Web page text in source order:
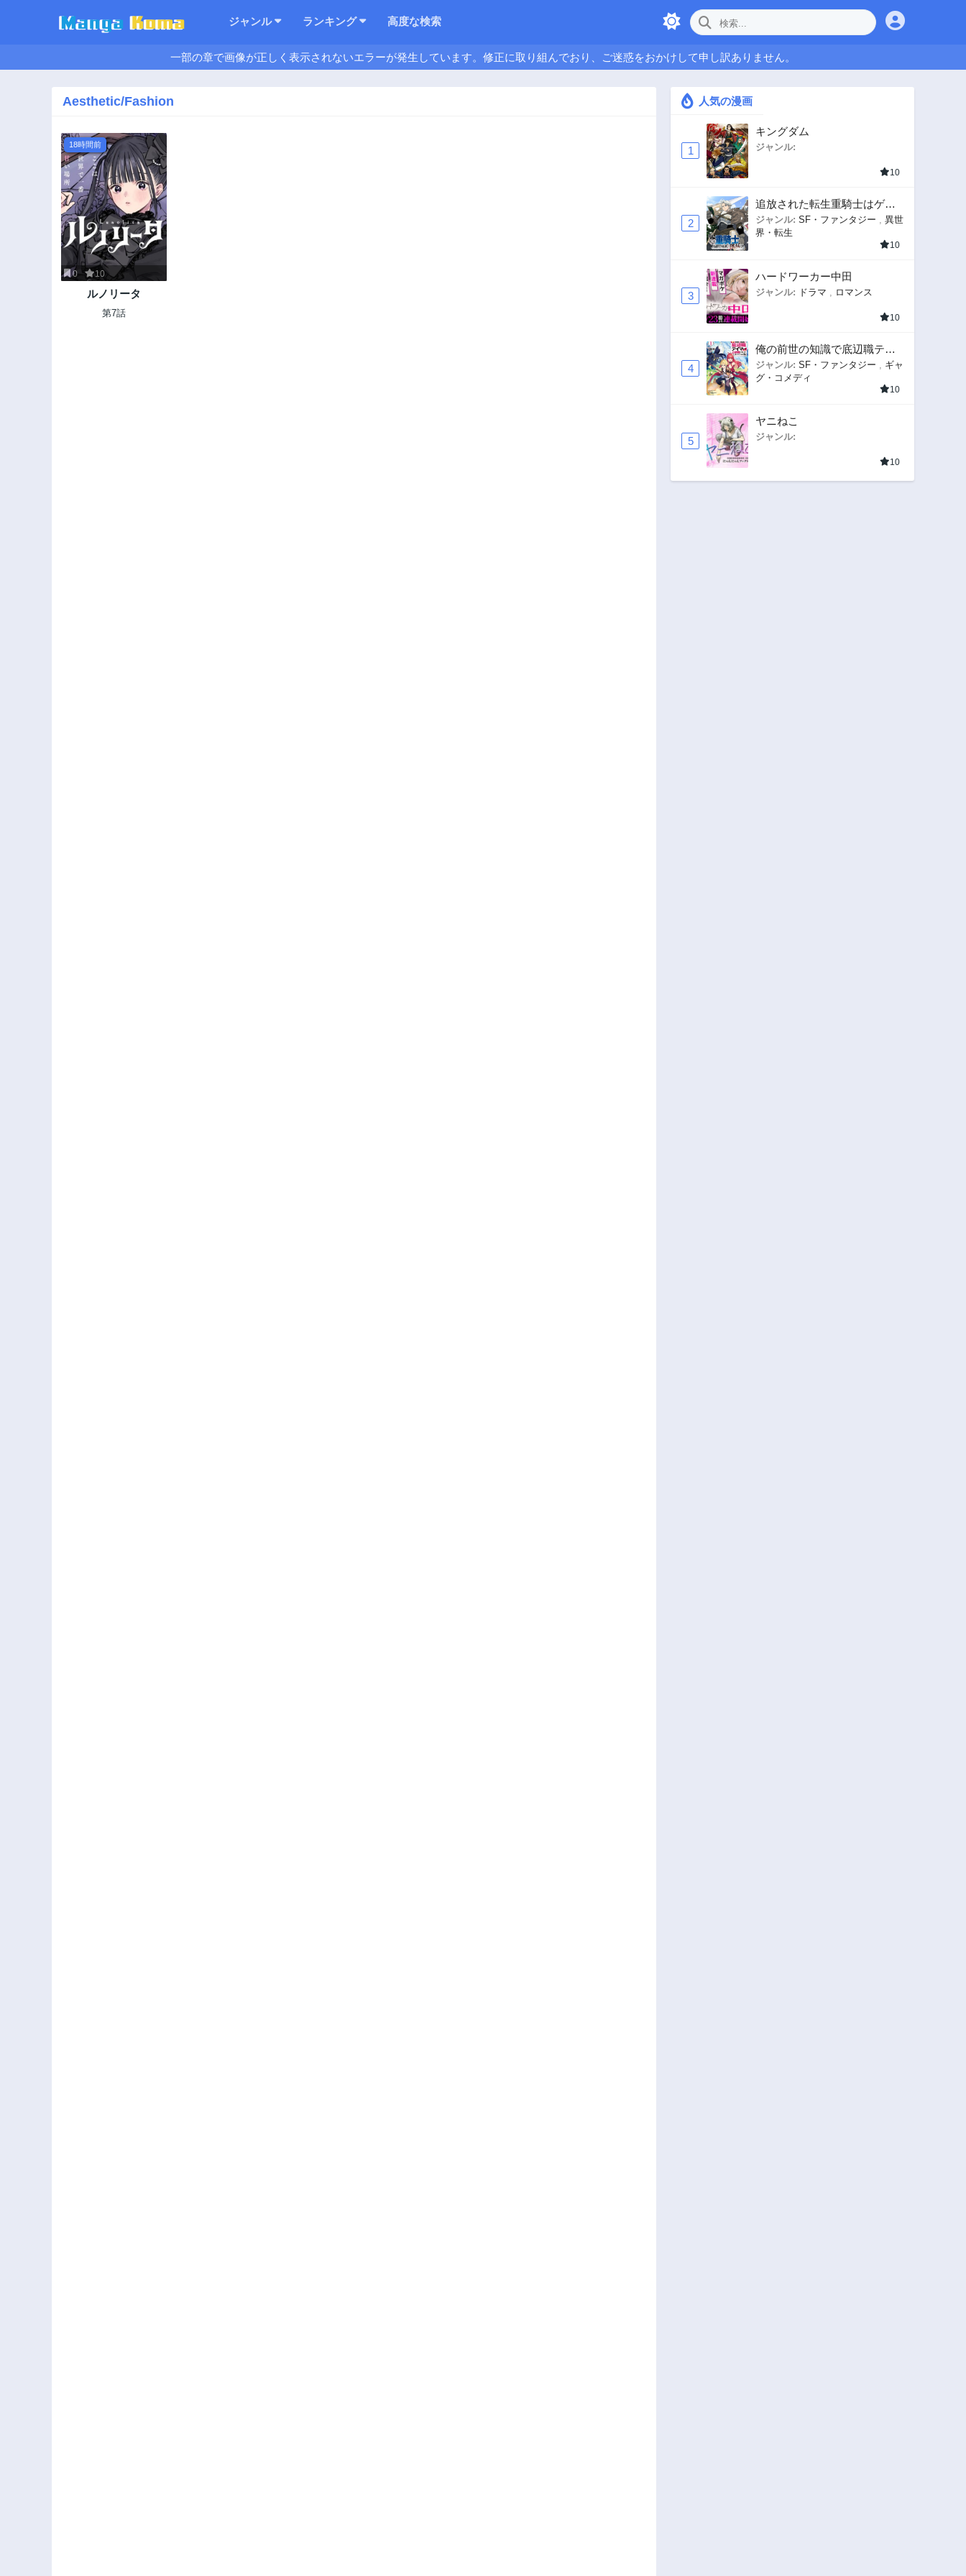
ジャンル ランキング 高度な検索
一部の章で画像が正しく表示されないエラーが発生しています。修正に取り組んでおり、ご迷惑をおかけして申し訳ありません。
Aesthetic/Fashion
18時間前
0 10
ルノリータ
第7話
人気の漫画
1
キングダム
ジャンル:
10
2
追放された転生重騎士はゲー
ム知識で無双する
ジャンル: SF・ファンタジー
異世
界・転生
10
3
ハードワーカー中田
ジャンル: ドラマ ロマンス
10
4
俺の前世の知識で底辺職テイ
マーが上級職になってしまい
そうな件
ジャンル: SF・ファンタジー
ギャ
グ・コメディ
10
5
ヤニねこ
ジャンル:
10